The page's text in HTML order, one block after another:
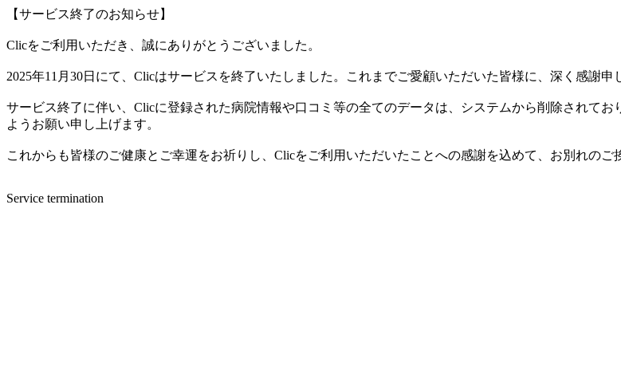
【サービス終了のお知らせ】
Clicをご利用いただき、誠にありがとうございました。
2025年11月30日にて、Clicはサービスを終了いたしました。これまでご愛顧いただいた皆様に、深く感謝申
サービス終了に伴い、Clicに登録された病院情報や口コミ等の全てのデータは、システムから削除されて
ようお願い申し上げます。
これからも皆様のご健康とご幸運をお祈りし、Clicをご利用いただいたことへの感謝を込めて、お別れのご
Service termination